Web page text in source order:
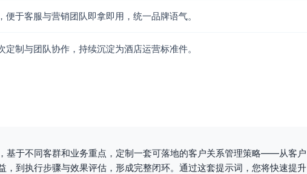
；建立周报/月报机制；启动企业QBR。
动预登记、自助机1台、电子发票接口与模板。
私告知、审计日志、渗透测试与应急演练。
销自动化（分层触达）、仪表盘（时长、采用率、满意度、财务）。
于客服与营销团队即拿即用，统一品牌语气。
制与团队协作，持续沉淀为酒店运营标准件。
基于不同客群和业务重点，定制一套可落地的客户关系管理策略——从客户
，到执行步骤与效果评估，形成完整闭环。通过这套提示词，您将快速提升